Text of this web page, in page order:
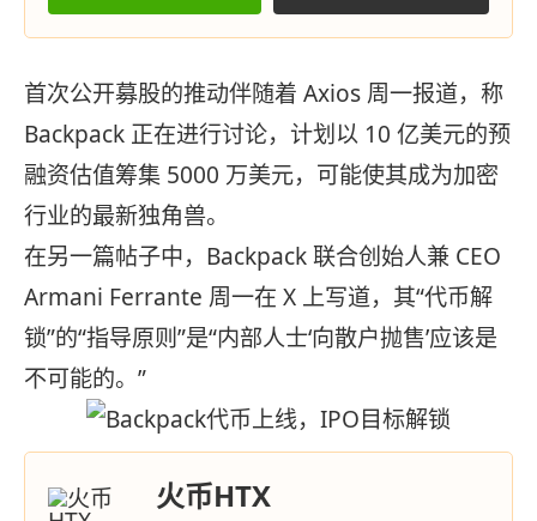
首次公开募股的推动伴随着 Axios 周一报道，称
Backpack 正在进行讨论，计划以 10 亿美元的预
融资估值筹集 5000 万美元，可能使其成为加密
行业的最新独角兽。
在另一篇帖子中，Backpack 联合创始人兼 CEO
Armani Ferrante 周一在 X 上写道，其“代币解
锁”的“指导原则”是“内部人士‘向散户抛售’应该是
不可能的。”
火币HTX